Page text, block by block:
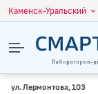
Каменск-Уральский
ул. Лермонтова, 103